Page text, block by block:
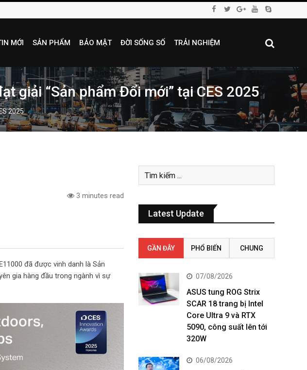
MỚI SẢN PHẨM BẢO MẬT ĐỜI SỐNG SỐ TRẢI NGHIỆM
giải “Sản phẩm Đổi mới” tại CES 2025
2025
3 minutes read
đã được vinh danh là Sản
gia hàng đầu trong ngành vì sự
Latest Update
GẦN ĐÂY PHỔ BIẾN CHUNG
07/08/2026
ASUS tung ROG Strix
SCAR 18 trang bị Intel
Core Ultra 9 và RTX
5090, công suất lên tới
320W
06/08/2026